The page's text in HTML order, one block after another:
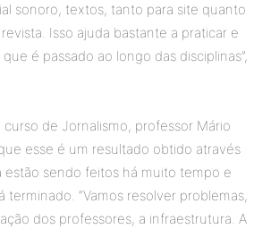
sonoro, textos, tanto para site quanto
Isso ajuda bastante a praticar e
é passado ao longo das disciplinas”,
de Jornalismo, professor Mário
esse é um resultado obtido através
estão sendo feitos há muito tempo e
terminado. “Vamos resolver problemas,
dos professores, a infraestrutura. A